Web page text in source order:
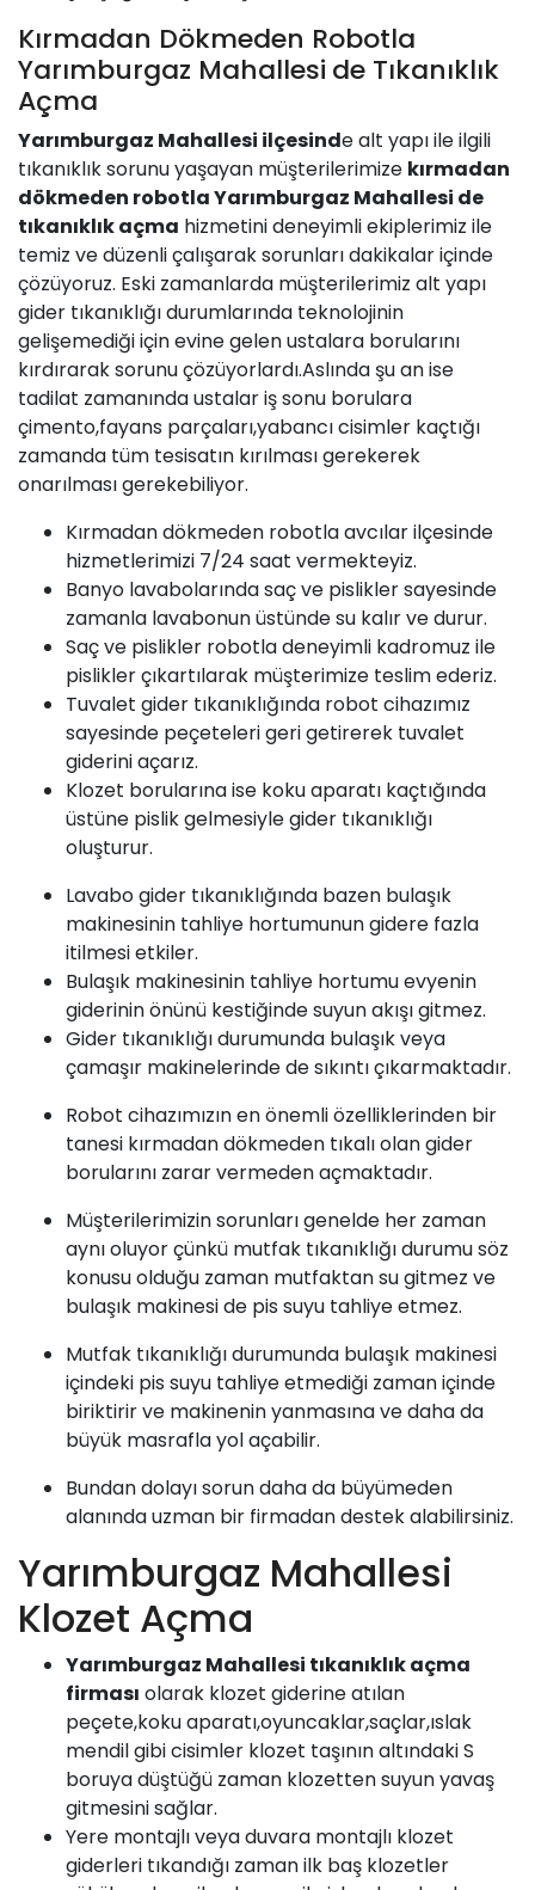
Kırmadan Dökmeden Robotla
Yarımburgaz Mahallesi de Tıkanıklık
Açma
Yarımburgaz Mahallesi ilçesinde alt yapı ile ilgili
tıkanıklık sorunu yaşayan müşterilerimize kırmadan
dökmeden robotlaYarımburgaz Mahallesi de
tıkanıklık açma hizmetini deneyimli ekiplerimiz ile
temiz ve düzenli çalışarak sorunları dakikalar içinde
çözüyoruz. Eski zamanlarda müşterilerimiz alt yapı
gider tıkanıklığı durumlarında teknolojinin
gelişemediği için evine gelen ustalara borularını
kırdırarak sorunu çözüyorlardı.Aslında şu an ise
tadilat zamanında ustalar iş sonu borulara
çimento,fayans parçaları,yabancı cisimler kaçtığı
zamanda tüm tesisatın kırılması gerekerek
onarılması gerekebiliyor.
Kırmadan dökmeden robotla avcılar ilçesinde
hizmetlerimizi 7/24 saat vermekteyiz.
Banyo lavabolarında saç ve pislikler sayesinde
zamanla lavabonun üstünde su kalır ve durur.
Saç ve pislikler robotla deneyimli kadromuz ile
pislikler çıkartılarak müşterimize teslim ederiz.
Tuvalet gider tıkanıklığında robot cihazımız
sayesinde peçeteleri geri getirerek tuvalet
giderini açarız.
Klozet borularına ise koku aparatı kaçtığında
üstüne pislik gelmesiyle gider tıkanıklığı
oluşturur.
Lavabo gider tıkanıklığında bazen bulaşık
makinesinin tahliye hortumunun gidere fazla
itilmesi etkiler.
Bulaşık makinesinin tahliye hortumu evyenin
giderinin önünü kestiğinde suyun akışı gitmez.
Gider tıkanıklığı durumunda bulaşık veya
çamaşır makinelerinde de sıkıntı çıkarmaktadır.
Robot cihazımızın en önemli özelliklerinden bir
tanesi kırmadan dökmeden tıkalı olan gider
borularını zarar vermeden açmaktadır.
Müşterilerimizin sorunları genelde her zaman
aynı oluyor çünkü mutfak tıkanıklığı durumu söz
konusu olduğu zaman mutfaktan su gitmez ve
bulaşık makinesi de pis suyu tahliye etmez.
Mutfak tıkanıklığı durumunda bulaşık makinesi
içindeki pis suyu tahliye etmediği zaman içinde
biriktirir ve makinenin yanmasına ve daha da
büyük masrafla yol açabilir.
Bundan dolayı sorun daha da büyümeden
alanında uzman bir firmadan destek alabilirsiniz.
Yarımburgaz Mahallesi
Klozet Açma
Yarımburgaz Mahallesi tıkanıklık açma
firması olarak klozet giderine atılan
peçete,koku aparatı,oyuncaklar,saçlar,ıslak
mendil gibi cisimler klozet taşının altındaki S
boruya düştüğü zaman klozetten suyun yavaş
gitmesini sağlar.
Yere montajlı veya duvara montajlı klozet
giderleri tıkandığı zaman ilk baş klozetler